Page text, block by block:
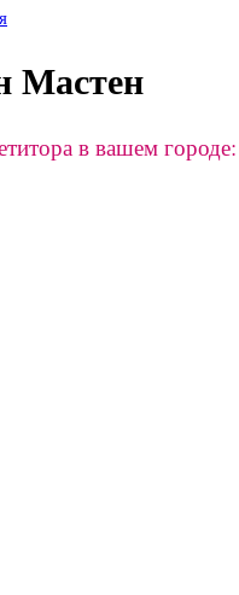
Мастен
в вашем городе: